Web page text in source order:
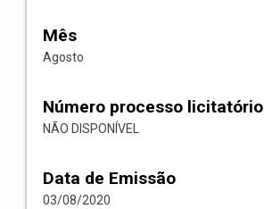
Mês
Agosto
Número processo licitatório
NÃO DISPONÍVEL
Data de Emissão
03/08/2020